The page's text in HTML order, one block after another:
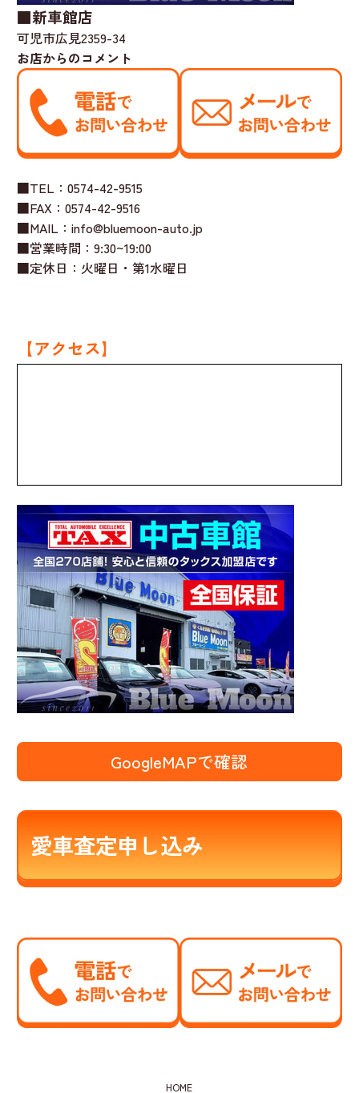
■新車館店
可児市広見2359-34
お店からのコメント
■TEL：0574-42-9515
■FAX：0574-42-9516
■MAIL：info@bluemoon-auto.jp
■営業時間：9:30~19:00
■定休日：火曜日・第1水曜日
【アクセス】
GoogleMAPで確認
愛車査定申し込み
HOME